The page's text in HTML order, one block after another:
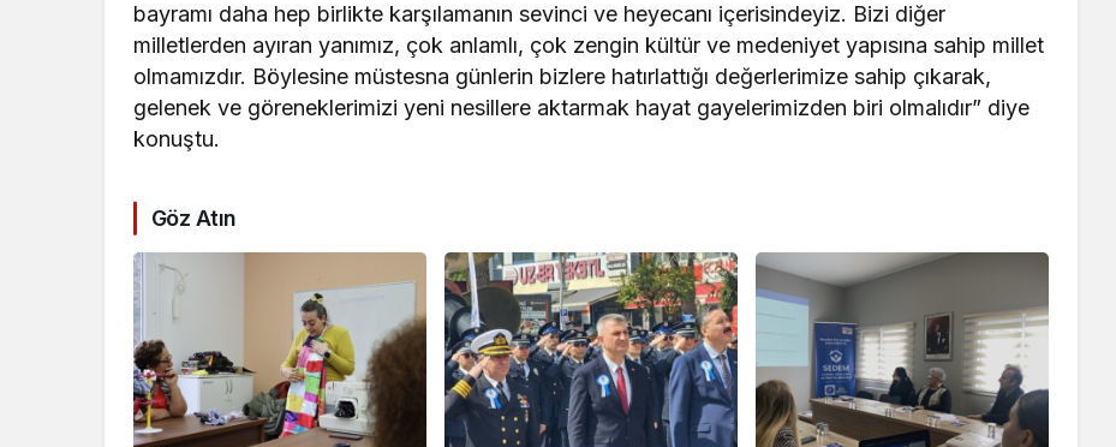
bayramı daha hep birlikte karşılamanın sevinci ve heyecanı içerisindeyiz. Bizi diğer
milletlerden ayıran yanımız, çok anlamlı, çok zengin kültür ve medeniyet yapısına sahip millet
olmamızdır. Böylesine müstesna günlerin bizlere hatırlattığı değerlerimize sahip çıkarak,
gelenek ve göreneklerimizi yeni nesillere aktarmak hayat gayelerimizden biri olmalıdır” diye
konuştu.
Göz Atın